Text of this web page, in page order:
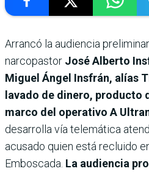
Arrancó la audiencia
narcopastor José Alberto
Miguel Ángel Insfrán, alías
lavado de dinero, producto
marco del operativo A
desarrolla vía telemática
acusado quien está recluido
Emboscada. La audiencia